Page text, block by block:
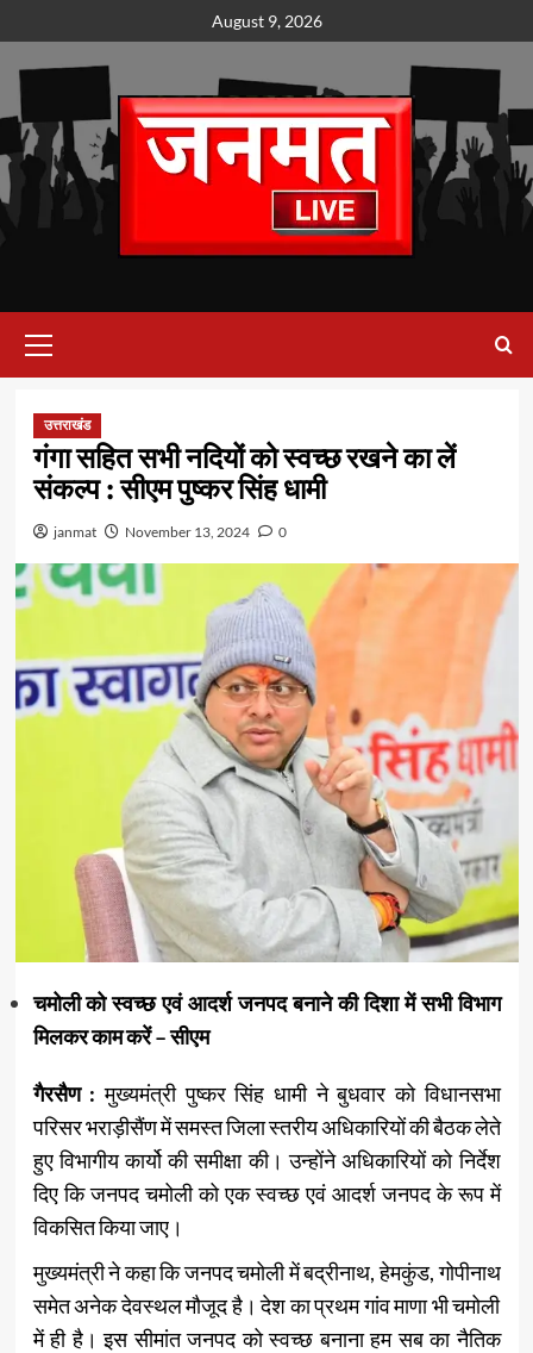
to
content
August 9, 2026
Menu
उत्तराखंड
गंगा सहित सभी नदियों को स्वच्छ रखने का लें
संकल्प : सीएम पुष्कर सिंह धामी
janmat November 13, 2024 0
चमोली को स्वच्छ एवं आदर्श जनपद बनाने की दिशा में सभी विभाग
मिलकर काम करें – सीएम
गैरसैण : मुख्यमंत्री पुष्कर सिंह धामी ने बुधवार को विधानसभा
परिसर भराड़ीसैंण में समस्त जिला स्तरीय अधिकारियों की बैठक लेते
हुए विभागीय कार्यो की समीक्षा की। उन्होंने अधिकारियों को निर्देश
दिए कि जनपद चमोली को एक स्वच्छ एवं आदर्श जनपद के रूप में
विकसित किया जाए।
मुख्यमंत्री ने कहा कि जनपद चमोली में बद्रीनाथ, हेमकुंड, गोपीनाथ
समेत अनेक देवस्थल मौजूद है। देश का प्रथम गांव माणा भी चमोली
में ही है। इस सीमांत जनपद को स्वच्छ बनाना हम सब का नैतिक